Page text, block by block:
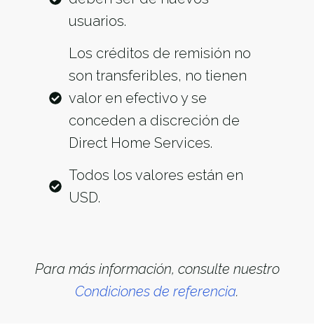
usuarios.
Los créditos de remisión no
son transferibles, no tienen
valor en efectivo y se
conceden a discreción de
Direct Home Services.
Todos los valores están en
USD.
Para más información, consulte nuestro
Condiciones de referencia.